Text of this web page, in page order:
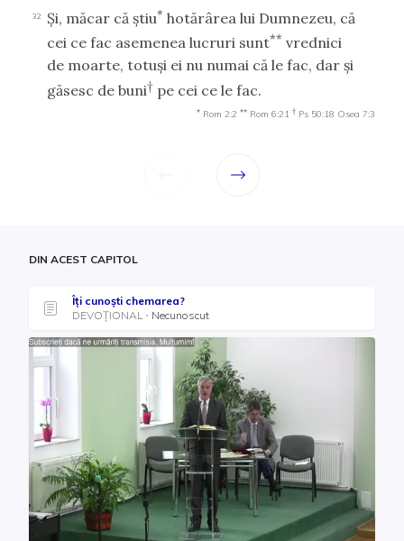
32 Şi, măcar că ştiu* hotărârea lui Dumnezeu, că
cei ce fac asemenea lucruri sunt** vrednici
de moarte, totuşi ei nu numai că le fac, dar şi
găsesc de buni† pe cei ce le fac.
* Rom 2:2 ** Rom 6:21 † Ps 50:18 Osea 7:3
DIN ACEST CAPITOL
Îți cunoști chemarea?
DEVOȚIONAL
Necunoscut